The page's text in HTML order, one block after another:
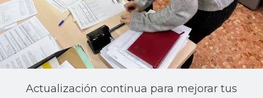
Actualización continua para mejorar tus